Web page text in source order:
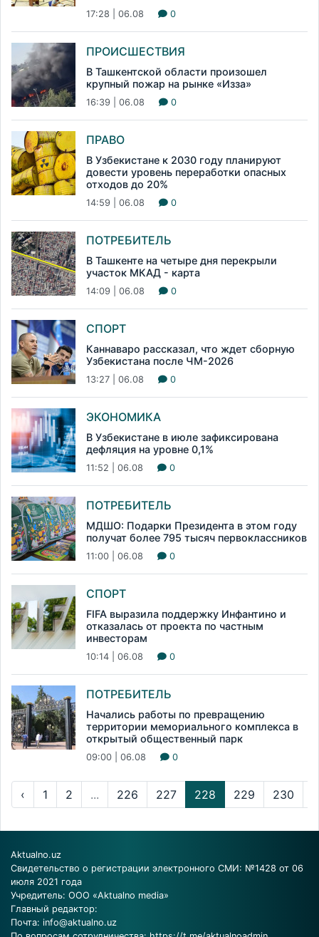
17:28 | 06.08 0
ПРОИСШЕСТВИЯ
В Ташкентской области произошел
крупный пожар на рынке «Изза»
16:39 | 06.08 0
ПРАВО
В Узбекистане к 2030 году планируют
довести уровень переработки опасных
отходов до 20%
14:59 | 06.08 0
ПОТРЕБИТЕЛЬ
В Ташкенте на четыре дня перекрыли
участок МКАД - карта
14:09 | 06.08 0
СПОРТ
Каннаваро рассказал, что ждет сборную
Узбекистана после ЧМ-2026
13:27 | 06.08 0
ЭКОНОМИКА
В Узбекистане в июле зафиксирована
дефляция на уровне 0,1%
11:52 | 06.08 0
ПОТРЕБИТЕЛЬ
МДШО: Подарки Президента в этом году
получат более 795 тысяч первоклассников
11:00 | 06.08 0
СПОРТ
FIFA выразила поддержку Инфантино и
отказалась от проекта по частным
инвесторам
10:14 | 06.08 0
ПОТРЕБИТЕЛЬ
Начались работы по превращению
территории мемориального комплекса в
открытый общественный парк
09:00 | 06.08 0
‹ 1 2 ... 226 227 228 229 230
Aktualno.uz
Свидетельство о регистрации электронного СМИ: №1428 от 06
июля 2021 года
Учредитель: ООО «Aktualno media»
Главный редактор:
Почта: info@aktualno.uz